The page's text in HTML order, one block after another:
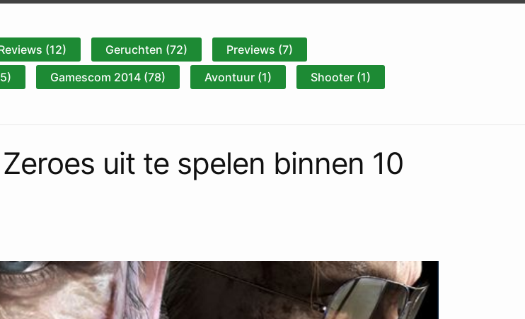
(12) Geruchten (72)
Previews (7)
Gamescom 2014 (78) Avontuur (1)
Shooter (1)
uit te spelen binnen 10